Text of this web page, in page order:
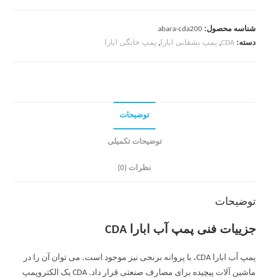
شناسه محصول:abara-cda200
دسته:CDA
, پمپ بشقابی ابارا, پمپ خانگی ابارا
توضیحات
توضیحات تکمیلی
نظرات (0)
توضیحات
جزییات فنی پمپ آب ابارا CDA
پمپ آب ابارا CDA، با پروانه برنجی نیز موجود است. می توان آن را در
ماشین آلات پیچیده برای مصارف صنعتی قرار داد. CDA یک الکتروپمپ